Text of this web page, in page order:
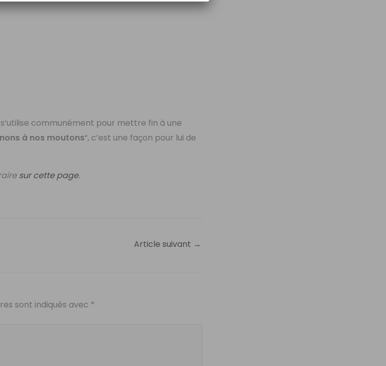
communément pour mettre fin à une
à nos moutons“, c’est une façon pour lui de
sur cette page.
Article suivant →
sont indiqués avec *